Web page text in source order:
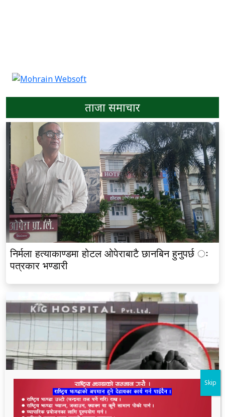
ताजा समाचार
निर्मला हत्याकाण्डमा होटल ओपेराबाटै छानबिन हुनुपर्छ ः
पत्रकार भण्डारी
Skip